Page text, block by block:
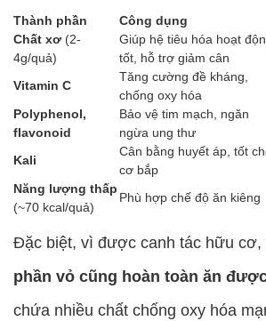
Thành phần
Công dụng
Chất xơ (2-
4g/quả)
Giúp hệ tiêu hóa hoạt
tốt, hỗ trợ giảm cân
Vitamin C
Tăng cường đề kháng,
chống oxy hóa
Polyphenol,
flavonoid
Bảo vệ tim mạch, ngăn
ngừa ung thư
Kali
Cân bằng huyết áp, tốt
cơ bắp
Năng lượng thấp
(~70 kcal/quả)
Phù hợp chế độ ăn kiêng
Đặc biệt, vì được canh tác hữu cơ,
phần vỏ cũng hoàn toàn ăn
chứa nhiều chất chống oxy hóa